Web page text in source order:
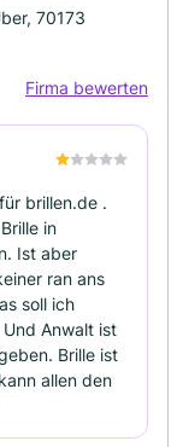
70173
Firma bewerten
brillen.de .
in
Ist aber
ran ans
soll ich
Anwalt ist
Brille ist
allen den